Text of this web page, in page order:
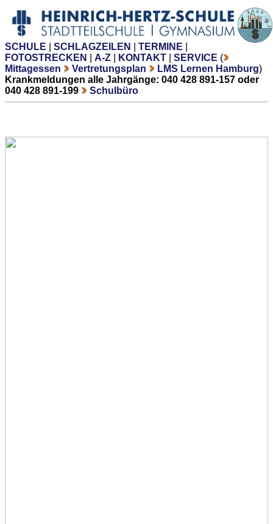
SCHULE SCHLAGZEILEN TERMINE
FOTOSTRECKEN
A-Z KONTAKT SERVICE (
Mittagessen
Vertretungsplan LMS Lernen Hamburg)
Krankmeldungen alle Jahrgänge: 040 428 891-157 oder
040 428 891-199
Schulbüro